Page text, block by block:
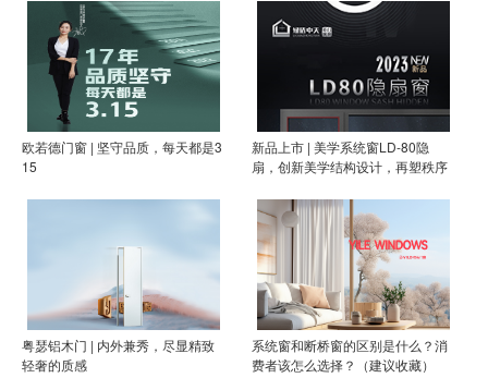
欧若德门窗 | 坚守品质，每天都是3
15
新品上市 | 美学系统窗LD-80隐
扇，创新美学结构设计，再塑秩序
粤瑟铝木门 | 内外兼秀，尽显精致
轻奢的质感
系统窗和断桥窗的区别是什么？消
费者该怎么选择？（建议收藏）